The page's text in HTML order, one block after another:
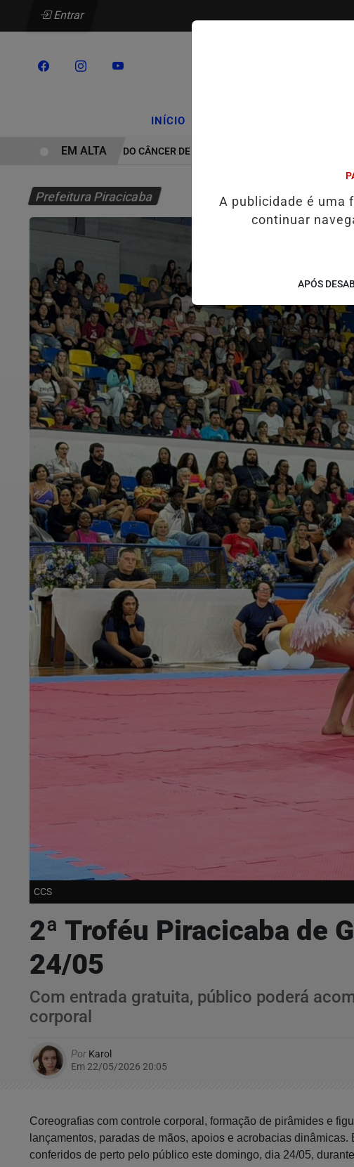
Entrar
INÍCIO
TRATAMENTO DO CÂNCER DE CABEÇA E PESCOÇO EVOLUI E AMPLIA
EM ALTA
Prefeitura Piracicaba
CCS
2ª Troféu Piracicaba de
24/05
Com entrada gratuita, público poderá
corporal
Por Karol
Em 22/05/2026 20:05
Coreografias com controle corporal, formação de pirâmides e
lançamentos, paradas de mãos, apoios e acrobacias
conferidos de perto pelo público este domingo, dia 24/05,
A publicidade é uma
continuar
APÓS